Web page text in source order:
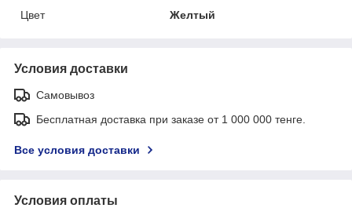
Цвет
Желтый
Условия доставки
Самовывоз
Бесплатная доставка при заказе от 1 000 000 тенге.
Все условия доставки
Условия оплаты